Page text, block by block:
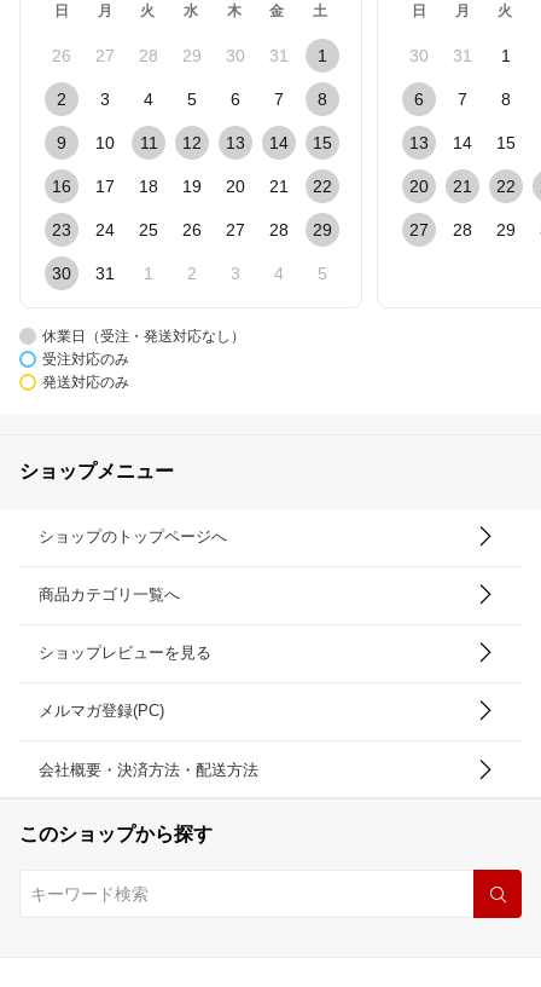
日 月 火 水 木 金 土
26 27 28 29 30 31 1
2 3 4 5 6 7 8
9 10 11 12 13 14 15
16 17 18 19 20 21 22
23 24 25 26 27 28 29
30 31 1 2 3 4 5
日 月 火
30 31 1
6 7 8
13 14 15
20 21 22
27 28 29
休業日（受注・発送対応なし）
受注対応のみ
発送対応のみ
ショップメニュー
ショップのトップページへ
商品カテゴリ一覧へ
ショップレビューを見る
メルマガ登録(PC)
会社概要・決済方法・配送方法
このショップから探す